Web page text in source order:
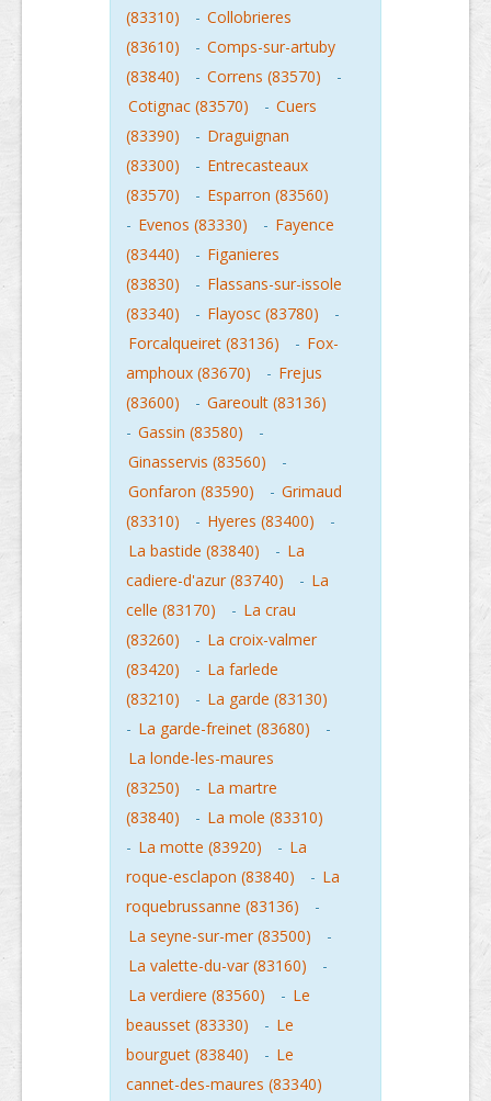
(83310) - Collobrieres
(83610)
- Comps-sur-artuby
(83840)
- Correns (83570)
-
Cotignac (83570)
- Cuers
(83390)
- Draguignan
(83300)
- Entrecasteaux
(83570)
- Esparron (83560)
- Evenos (83330) - Fayence
(83440)
- Figanieres
(83830)
- Flassans-sur-issole
(83340)
- Flayosc (83780)
-
Forcalqueiret (83136)
- Fox-
amphoux (83670)
- Frejus
(83600)
- Gareoult (83136)
- Gassin (83580)
-
Ginasservis (83560)
-
Gonfaron (83590)
- Grimaud
(83310)
- Hyeres (83400)
-
La bastide (83840)
- La
cadiere-d'azur (83740)
- La
celle (83170)
- La crau
(83260)
- La croix-valmer
(83420)
- La farlede
(83210)
- La garde (83130)
- La garde-freinet (83680)
-
La londe-les-maures
(83250)
- La martre
(83840)
- La mole (83310)
- La motte (83920) - La
roque-esclapon (83840)
- La
roquebrussanne (83136)
-
La seyne-sur-mer (83500)
-
La valette-du-var (83160)
-
La verdiere (83560)
- Le
beausset (83330)
- Le
bourguet (83840)
- Le
cannet-des-maures (83340)